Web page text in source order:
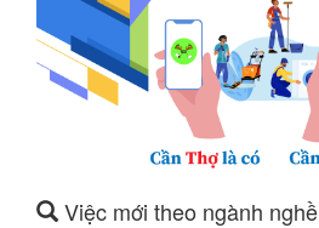
Việc mới theo ngành nghề